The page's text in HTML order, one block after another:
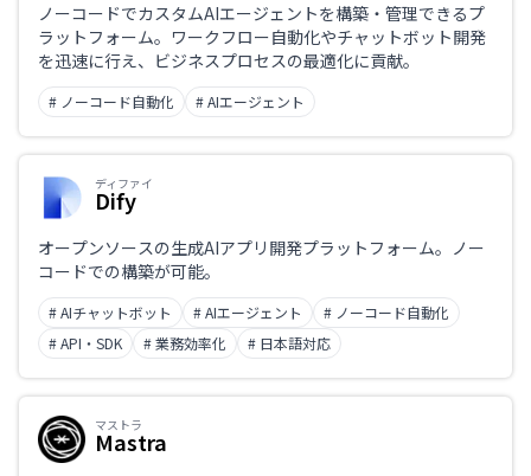
ノーコードでカスタムAIエージェントを構築・管理できるプ
ラットフォーム。ワークフロー自動化やチャットボット開発
を迅速に行え、ビジネスプロセスの最適化に貢献。
# ノーコード自動化 # AIエージェント
ディファイ
Dify
オープンソースの生成AIアプリ開発プラットフォーム。ノー
コードでの構築が可能。
# AIチャットボット # AIエージェント
# ノーコード自動化
# API・SDK
# 業務効率化 # 日本語対応
マストラ
Mastra